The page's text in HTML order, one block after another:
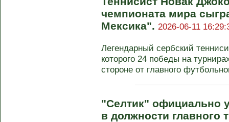
чемпионата мира
Мексика". 2026-06-11
Легендарный сербский
которого 24 победы на
стороне от главного
"Селтик" официально
в должности главного